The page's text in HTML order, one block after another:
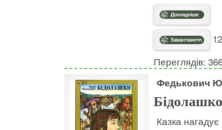
Переглядів:
Федькович
Бідолашко
Казка